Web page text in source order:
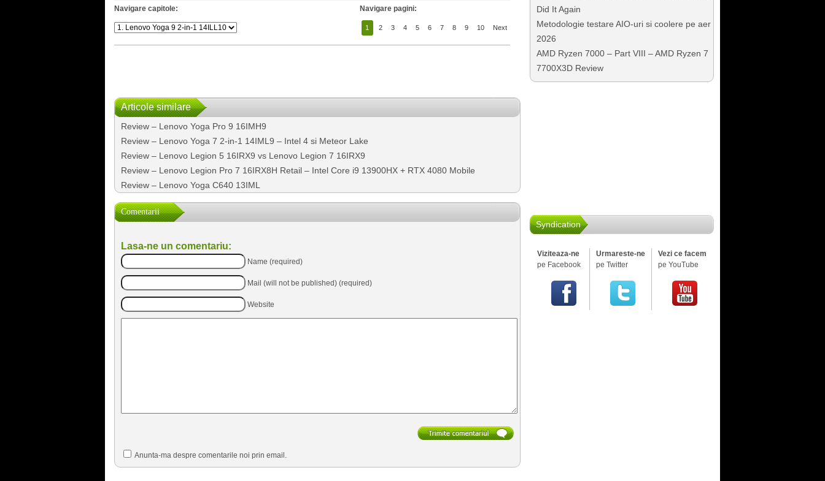
Navigare capitole: Navigare pagini:
1 2 3 4 5 6 7 8 9 10 Next
Articole similare
Review – Lenovo Yoga Pro 9 16IMH9
Review – Lenovo Yoga 7 2-in-1 14IML9 – Intel 4 si Meteor Lake
Review – Lenovo Legion 5 16IRX9 vs Lenovo Legion 7 16IRX9
Review – Lenovo Legion Pro 7 16IRX8H Retail – Intel Core i9 13900HX + RTX 4080 Mobile
Review – Lenovo Yoga C640 13IML
Comentarii
Lasa-ne un comentariu:
Name (required)
Mail (will not be published) (required)
Website
Anunta-ma despre comentarile noi prin email.
Did It Again
Metodologie testare AIO-uri si coolere pe aer
2026
AMD Ryzen 7000 – Part VIII – AMD Ryzen 7
7700X3D Review
Syndication
Viziteaza-ne
pe Facebook
Urmareste-ne
pe Twitter
Vezi ce facem
pe YouTube